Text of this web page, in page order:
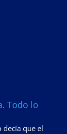
Todo lo
decía que el